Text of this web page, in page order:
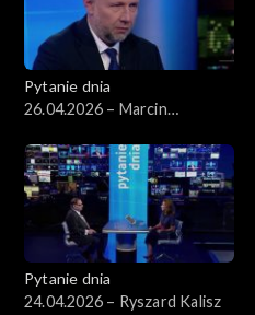
Pytanie dnia
26.04.2026 – Marcin
Pytanie dnia
24.04.2026 – Ryszard Kalisz